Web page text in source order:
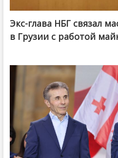
Экс-глава НБГ связал
в Грузии с работой